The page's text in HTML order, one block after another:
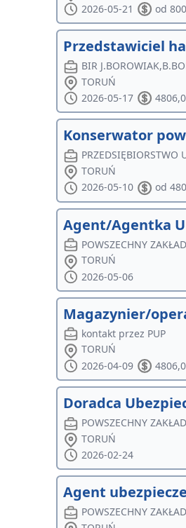
2026-05-21
od
Przedstawiciel
BIR
TORUŃ
2026-05-17
Konserwator
TORUŃ
2026-05-10
od
Agent/Agentka
POWSZECHNY
TORUŃ
2026-05-06
Magazynier/
kontakt przez PUP
TORUŃ
2026-04-09
Doradca
POWSZECHNY
TORUŃ
2026-02-24
Agent
POWSZECHNY